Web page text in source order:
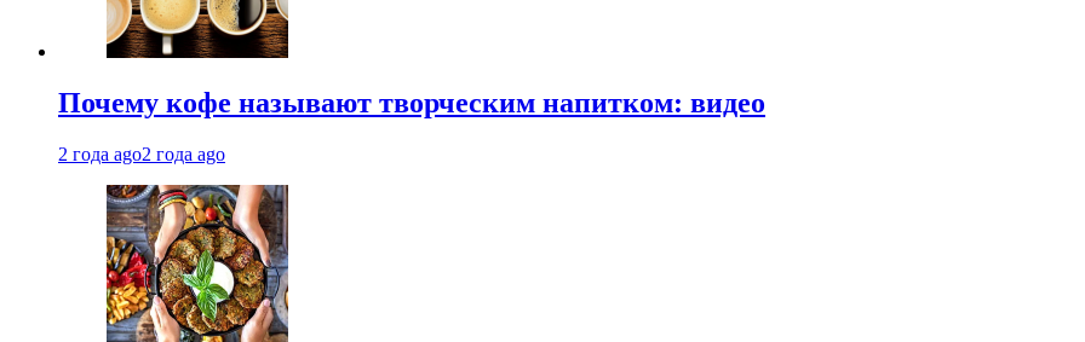
Почему кофе называют творческим напитком: видео
2 года ago2 года ago